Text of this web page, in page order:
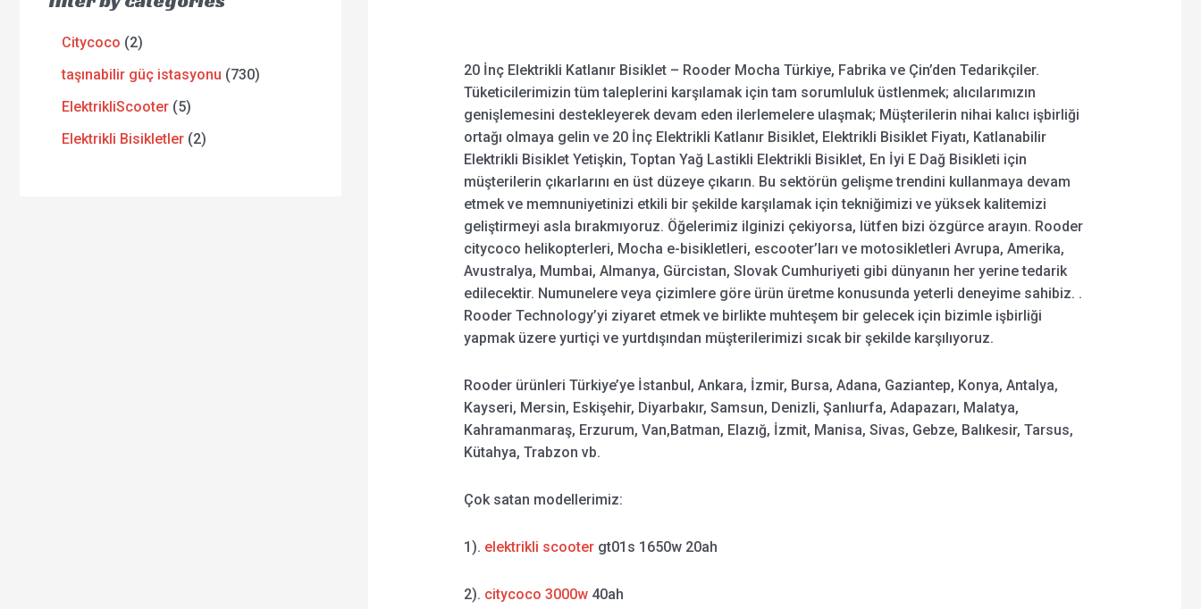
Citycoco 2
taşınabilir güç istasyonu 730
ElektrikliScooter 5
Elektrikli Bisikletler 2
20 İnç Elektrikli Katlanır Bisiklet – Rooder Mocha Türkiye, Fabrika ve Çin’den Tedarikçiler.
Tüketicilerimizin tüm taleplerini karşılamak için tam sorumluluk üstlenmek; alıcılarımızın
genişlemesini destekleyerek devam eden ilerlemelere ulaşmak; Müşterilerin nihai kalıcı işbirliği
ortağı olmaya gelin ve 20 İnç Elektrikli Katlanır Bisiklet, Elektrikli Bisiklet Fiyatı, Katlanabilir
Elektrikli Bisiklet Yetişkin, Toptan Yağ Lastikli Elektrikli Bisiklet, En İyi E Dağ Bisikleti için
müşterilerin çıkarlarını en üst düzeye çıkarın. Bu sektörün gelişme trendini kullanmaya devam
etmek ve memnuniyetinizi etkili bir şekilde karşılamak için tekniğimizi ve yüksek kalitemizi
geliştirmeyi asla bırakmıyoruz. Öğelerimiz ilginizi çekiyorsa, lütfen bizi özgürce arayın. Rooder
citycoco helikopterleri, Mocha e-bisikletleri, escooter’ları ve motosikletleri Avrupa, Amerika,
Avustralya, Mumbai, Almanya, Gürcistan, Slovak Cumhuriyeti gibi dünyanın her yerine tedarik
edilecektir. Numunelere veya çizimlere göre ürün üretme konusunda yeterli deneyime sahibiz. .
Rooder Technology’yi ziyaret etmek ve birlikte muhteşem bir gelecek için bizimle işbirliği
yapmak üzere yurtiçi ve yurtdışından müşterilerimizi sıcak bir şekilde karşılıyoruz.
Rooder ürünleri Türkiye’ye İstanbul, Ankara, İzmir, Bursa, Adana, Gaziantep, Konya, Antalya,
Kayseri, Mersin, Eskişehir, Diyarbakır, Samsun, Denizli, Şanlıurfa, Adapazarı, Malatya,
Kahramanmaraş, Erzurum, Van,Batman, Elazığ, İzmit, Manisa, Sivas, Gebze, Balıkesir, Tarsus,
Kütahya, Trabzon vb.
Çok satan modellerimiz:
1). elektrikli scootergt01s 1650w 20ah
2). citycoco 3000w40ah